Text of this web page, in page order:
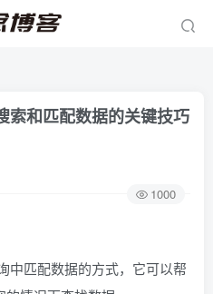
索和匹配数据的关键技巧
1000
中匹配数据的方式，它可以帮